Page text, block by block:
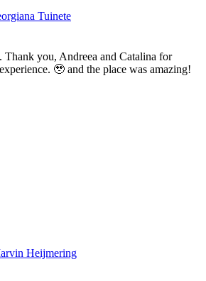
Tuinete
Thank you, Andreea and Catalina for
🥹 and the place was amazing!
Heijmering